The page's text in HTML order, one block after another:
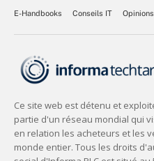
E-Handbooks Conseils IT Opinions